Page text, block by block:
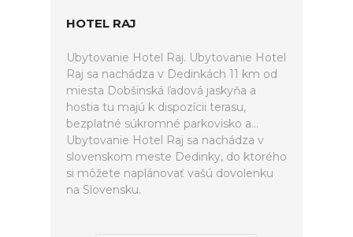
HOTEL RAJ
Ubytovanie Hotel Raj. Ubytovanie Hotel
Raj sa nachádza v Dedinkách 11 km od
miesta Dobšinská ľadová jaskyňa a
hostia tu majú k dispozícii terasu,
bezplatné súkromné parkovisko a...
Ubytovanie Hotel Raj sa nachádza v
slovenskom meste Dedinky, do ktorého
si môžete naplánovať vašú dovolenku
na Slovensku.